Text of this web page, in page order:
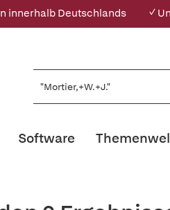
innerhalb Deutschlands ✓
Software